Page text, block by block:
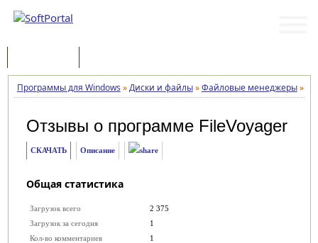
Программы для Windows »Диски и файлы»Файловые менеджеры»
Отзывы о программе FileVoyager
СКАЧАТЬ Описание
Общая статистика
Загрузок всего
2 375
Загрузок за сегодня
1
Кол-во комментариев
1